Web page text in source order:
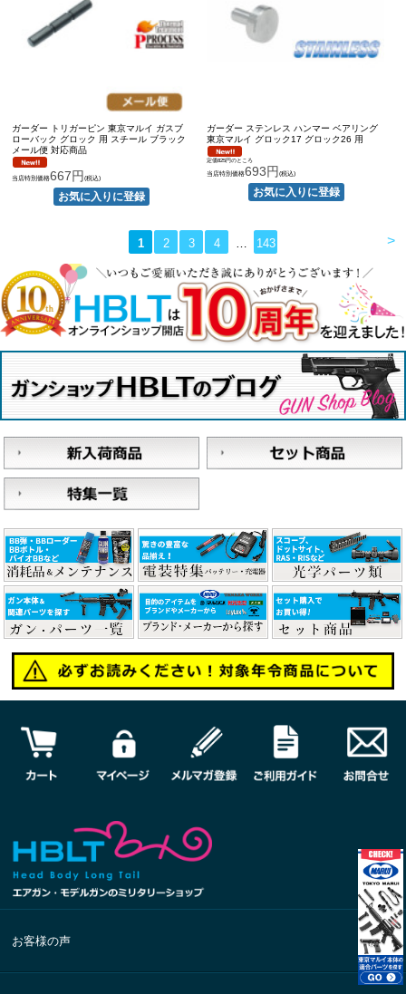
ガーダー トリガーピン 東京マルイ ガスブ
ローバック グロック 用 スチール ブラック
メール便 対応商品
当店特別価格667円(税込)
ガーダー ステンレス ハンマー ベアリング
東京マルイ グロック17 グロック26 用
定価825円のところ
当店特別価格693円(税込)
>
1 2 3 4 … 143
お客様の声